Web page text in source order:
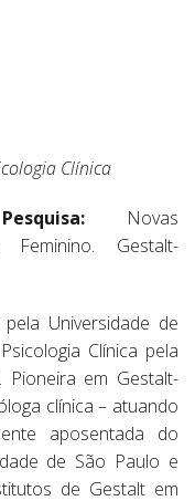
Clínica
Novas
Feminino. Gestalt-
Universidade de
Clínica pela
Pioneira em Gestalt-
clínica – atuando
aposentada do
de São Paulo e
de Gestalt em